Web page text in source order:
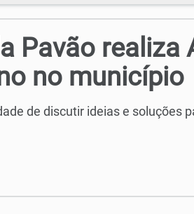
Pavão
no município
de discutir ideias e soluções